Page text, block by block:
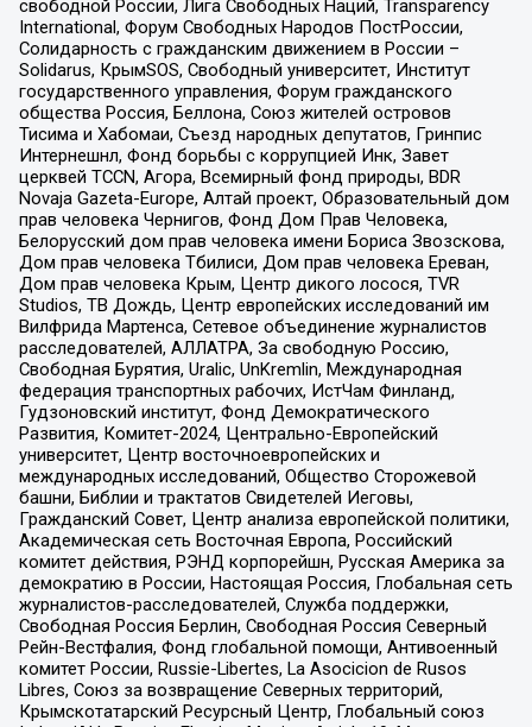
свободной России, Лига Свободных Наций, Transparеncy
International, Форум Свободных Народов ПостРоссии,
Солидарность с гражданским движением в России –
Solidarus, КрымSOS, Свободный университет, Институт
государственного управления, Форум гражданского
общества Россия, Беллона, Союз жителей островов
Тисима и Хабомаи, Съезд народных депутатов, Гринпис
Интернешнл, Фонд борьбы с коррупцией Инк, Завет
церквей TCCN, Агора, Всемирный фонд природы, BDR
Novaja Gazeta-Europe, Алтай проект, Образовательный дом
прав человека Чернигов, Фонд Дом Прав Человека,
Белорусский дом прав человека имени Бориса Звозскова,
Дом прав человека Тбилиси, Дом прав человека Ереван,
Дом прав человека Крым, Центр дикого лосося, TVR
Studios, ТВ Дождь, Центр европейских исследований им
Вилфрида Мартенса, Сетевое объединение журналистов
расследователей, АЛЛАТРА, За свободную Россию,
Свободная Бурятия, Uralic, UnKremlin, Международная
федерация транспортных рабочих, ИстЧам Финланд,
Гудзоновский институт, Фонд Демократического
Развития, Комитет-2024, Центрально-Европейский
университет, Центр восточноевропейских и
международных исследований, Общество Сторожевой
башни, Библии и трактатов Свидетелей Иеговы,
Гражданский Совет, Центр анализа европейской политики,
Академическая сеть Восточная Европа, Российский
комитет действия, РЭНД корпорейшн, Русская Америка за
демократию в России, Настоящая Россия, Глобальная сеть
журналистов-расследователей, Служба поддержки,
Свободная Россия Берлин, Свободная Россия Северный
Рейн-Вестфалия, Фонд глобальной помощи, Антивоенный
комитет России, Russie-Libertes, La Asocicion de Rusos
Libres, Союз за возвращение Северных территорий,
Крымскотатарский Ресурсный Центр, Глобальный союз